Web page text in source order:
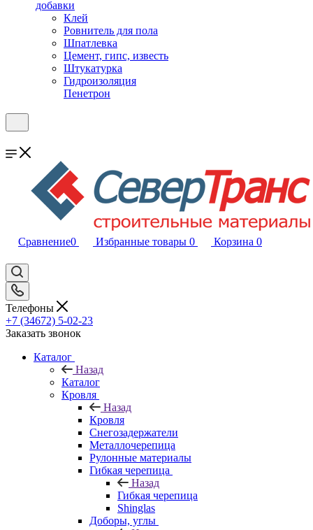
добавки
Клей
Ровнитель для пола
Шпатлевка
Цемент, гипс, известь
Штукатурка
Гидроизоляция
Пенетрон
Сравнение0 Избранные товары 0 Корзина 0
Телефоны
+7 (34672) 5-02-23
Заказать звонок
Каталог
Назад
Каталог
Кровля
Назад
Кровля
Снегозадержатели
Металлочерепица
Рулонные материалы
Гибкая черепица
Назад
Гибкая черепица
Shinglas
Доборы, углы